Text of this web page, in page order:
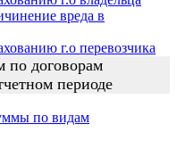
вреда в
г.о перевозчика
по договорам
периоде
по видам